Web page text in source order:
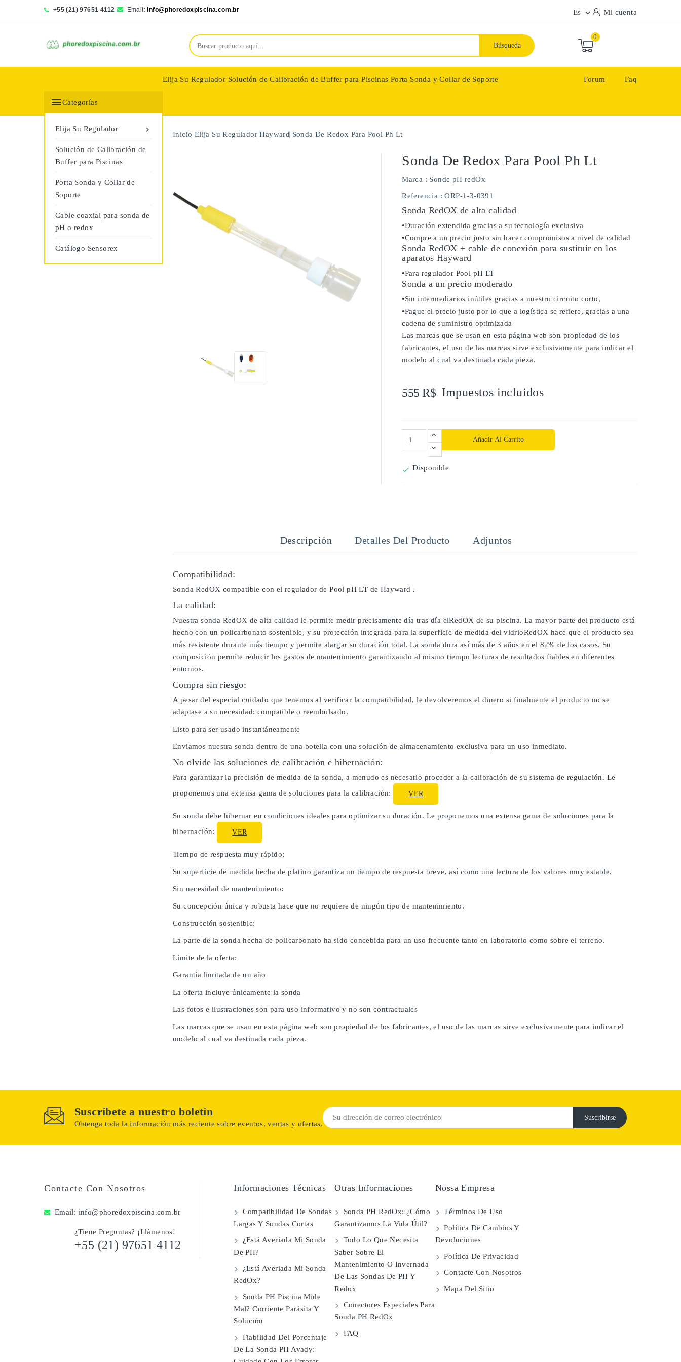
+55 (21) 97651 4112 Email: info@phoredoxpiscina.com.br Es  Mi cuenta
Búsqueda
0
Elija Su Regulador Solución de Calibración de Buffer para Piscinas Porta Sonda y Collar de Soporte Forum Faq
Categorías

Elija Su Regulador
Solución de Calibración de
Buffer para Piscinas
Porta Sonda y Collar de
Soporte
Cable coaxial para sonda de
pH o redox
Catálogo Sensorex
Inicio Elija Su Regulador Hayward Sonda De Redox Para Pool Ph Lt
Sonda De Redox Para Pool Ph Lt
Marca : Sonde pH redOx
Referencia : ORP-1-3-0391
Sonda RedOX de alta calidad
•Duración extendida gracias a su tecnología exclusiva
•Compre a un precio justo sin hacer compromisos a nivel de calidad
Sonda RedOX + cable de conexión para sustituir en los
aparatos Hayward
•Para regulador Pool pH LT
Sonda a un precio moderado
•Sin intermediarios inútiles gracias a nuestro circuito corto,
•Pague el precio justo por lo que a logística se refiere, gracias a una
cadena de suministro optimizada
Las marcas que se usan en esta página web son propiedad de los
fabricantes, el uso de las marcas sirve exclusivamente para indicar el
modelo al cual va destinada cada pieza.
555 R$ Impuestos incluidos
Añadir Al Carrito
 Disponible
Descripción Detalles Del Producto Adjuntos
Compatibilidad:
Sonda RedOX compatible con el regulador de Pool pH LT de Hayward .
La calidad:
Nuestra sonda RedOX de alta calidad le permite medir precisamente día tras día elRedOX de su piscina. La mayor parte del producto está
hecho con un policarbonato sostenible, y su protección integrada para la superficie de medida del vidrioRedOX hace que el producto sea
más resistente durante más tiempo y permite alargar su duración total. La sonda dura así más de 3 años en el 82% de los casos. Su
composición permite reducir los gastos de mantenimiento garantizando al mismo tiempo lecturas de resultados fiables en diferentes
entornos.
Compra sin riesgo:
A pesar del especial cuidado que tenemos al verificar la compatibilidad, le devolveremos el dinero si finalmente el producto no se
adaptase a su necesidad: compatible o reembolsado.
Listo para ser usado instantáneamente
Enviamos nuestra sonda dentro de una botella con una solución de almacenamiento exclusiva para un uso inmediato.
No olvide las soluciones de calibración e hibernación:
Para garantizar la precisión de medida de la sonda, a menudo es necesario proceder a la calibración de su sistema de regulación. Le
proponemos una extensa gama de soluciones para la calibración:
VER
Su sonda debe hibernar en condiciones ideales para optimizar su duración. Le proponemos una extensa gama de soluciones para la
hibernación:
VER
Tiempo de respuesta muy rápido:
Su superficie de medida hecha de platino garantiza un tiempo de respuesta breve, así como una lectura de los valores muy estable.
Sin necesidad de mantenimiento:
Su concepción única y robusta hace que no requiere de ningún tipo de mantenimiento.
Construcción sostenible:
La parte de la sonda hecha de policarbonato ha sido concebida para un uso frecuente tanto en laboratorio como sobre el terreno.
Límite de la oferta:
Garantía limitada de un año
La oferta incluye únicamente la sonda
Las fotos e ilustraciones son para uso informativo y no son contractuales
Las marcas que se usan en esta página web son propiedad de los fabricantes, el uso de las marcas sirve exclusivamente para indicar el
modelo al cual va destinada cada pieza.
Suscríbete a nuestro boletín
Obtenga toda la información más reciente sobre eventos, ventas y ofertas.
Contacte Con Nosotros
Email: info@phoredoxpiscina.com.br
¿Tiene Preguntas? ¡Llámenos!
+55 (21) 97651 4112
Informaciones Técnicas
Compatibilidad De Sondas
Largas Y Sondas Cortas
¿Está Averiada Mi Sonda
De PH?
¿Está Averiada Mi Sonda
RedOx?
Sonda PH Piscina Mide
Mal? Corriente Parásita Y
Solución
Fiabilidad Del Porcentaje
De La Sonda PH Avady:
Otras Informaciones
Sonda PH RedOx: ¿Cómo
Garantizamos La Vida Útil?
Todo Lo Que Necesita
Saber Sobre El
Mantenimiento O Invernada
De Las Sondas De PH Y
Redox
Conectores Especiales Para
Sonda PH RedOx
FAQ
Nossa Empresa
Términos De Uso
Política De Cambios Y
Devoluciones
Política De Privacidad
Contacte Con Nosotros
Mapa Del Sitio